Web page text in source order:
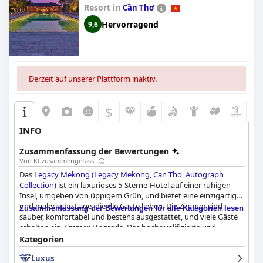
Resort in Cần Thơ
9,6 Hervorragend
Derzeit auf unserer Plattform inaktiv.
$
INFO
Zusammenfassung der Bewertungen
Von KI zusammengefasst
Das Legacy Mekong (Legacy Mekong, Can Tho, Autograph
Collection) ist ein luxuriöses 5-Sterne-Hotel auf einer ruhigen
Insel, umgeben von üppigem Grün, und bietet eine einzigartige
und malerische Lage, die die Gäste lieben. Die Zimmer sind
sauber, komfortabel und bestens ausgestattet, und viele Gäste
erhalten ein Zimmer-Upgrade. Das hochqualifizierte und
engagierte Personal bietet jedem Gast einen fantastischen
Service und tut alles, um seinen Aufenthalt unvergesslich zu
machen. Der Pool ist ein fantastischer Ort, um sich zu
Zusammenfassung der Bewertungen für alle Kategorien lesen
Kategorien
Luxus